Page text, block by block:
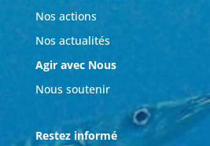
Nos actions
Nos actualités
Agir avec Nous
Nous soutenir
Restez informé